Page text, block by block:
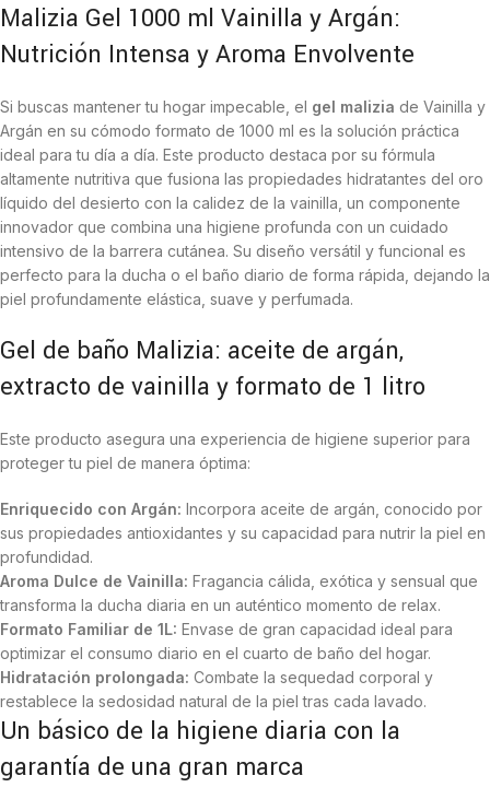
Malizia Gel 1000 ml Vainilla y Argán:
Nutrición Intensa y Aroma Envolvente
Si buscas mantener tu hogar impecable, el gel malizia de Vainilla y
Argán en su cómodo formato de 1000 ml es la solución práctica
ideal para tu día a día. Este producto destaca por su fórmula
altamente nutritiva que fusiona las propiedades hidratantes del oro
líquido del desierto con la calidez de la vainilla, un componente
innovador que combina una higiene profunda con un cuidado
intensivo de la barrera cutánea. Su diseño versátil y funcional es
perfecto para la ducha o el baño diario de forma rápida, dejando la
piel profundamente elástica, suave y perfumada.
Gel de baño Malizia: aceite de argán,
extracto de vainilla y formato de 1 litro
Este producto asegura una experiencia de higiene superior para
proteger tu piel de manera óptima:
Enriquecido con Argán: Incorpora aceite de argán, conocido por
sus propiedades antioxidantes y su capacidad para nutrir la piel en
profundidad.
Aroma Dulce de Vainilla: Fragancia cálida, exótica y sensual que
transforma la ducha diaria en un auténtico momento de relax.
Formato Familiar de 1L: Envase de gran capacidad ideal para
optimizar el consumo diario en el cuarto de baño del hogar.
Hidratación prolongada: Combate la sequedad corporal y
restablece la sedosidad natural de la piel tras cada lavado.
Un básico de la higiene diaria con la
garantía de una gran marca